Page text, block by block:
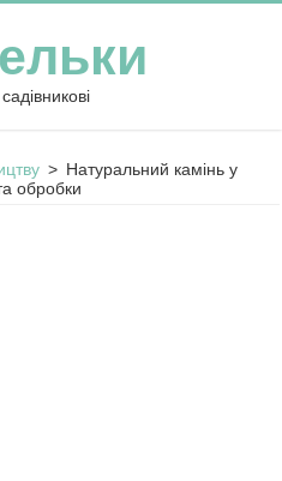
> Натуральний камінь у
обробки